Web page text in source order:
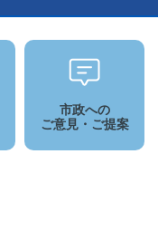
市政への
ご意見・ご提案